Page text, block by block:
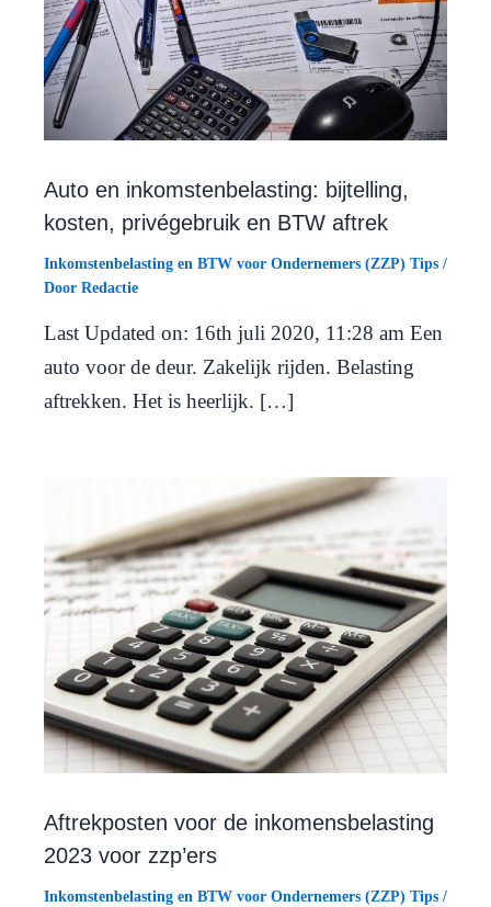
Auto en inkomstenbelasting: bijtelling,
kosten, privégebruik en BTW aftrek
Inkomstenbelasting en BTW voor Ondernemers (ZZP) Tips /
Door Redactie
Last Updated on: 16th juli 2020, 11:28 am Een
auto voor de deur. Zakelijk rijden. Belasting
aftrekken. Het is heerlijk. […]
Aftrekposten voor de inkomensbelasting
2023 voor zzp’ers
Inkomstenbelasting en BTW voor Ondernemers (ZZP) Tips /